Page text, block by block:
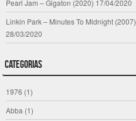
Pearl Jam – Gigaton (2020) 17/04/2020
Linkin Park – Minutes To Midnight (2007)
28/03/2020
Categorias
1976 (1)
Abba (1)